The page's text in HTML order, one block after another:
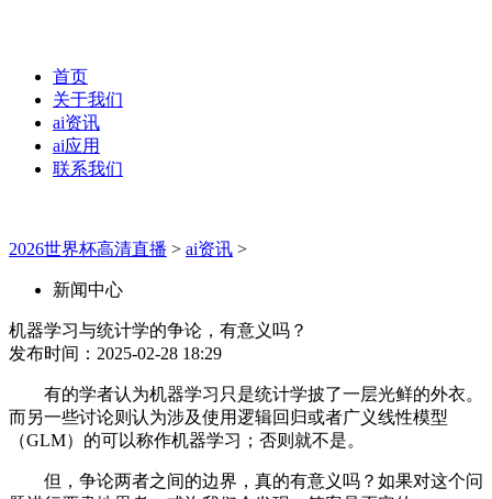
首页
关于我们
ai资讯
ai应用
联系我们
2026世界杯高清直播 > ai资讯 >
新闻中心
机器学习与统计学的争论，有意义吗？
发布时间：2025-02-28 18:29
有的学者认为机器学习只是统计学披了一层光鲜的外衣。
而另一些讨论则认为涉及使用逻辑回归或者广义线性模型
（GLM）的可以称作机器学习；否则就不是。
但，争论两者之间的边界，真的有意义吗？如果对这个问